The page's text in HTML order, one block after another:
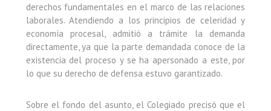
derechos fundamentales en el marco de las relaciones
laborales. Atendiendo a los principios de celeridad y
economía procesal, admitió a trámite la demanda
directamente, ya que la parte demandada conoce de la
existencia del proceso y se ha apersonado a este, por
lo que su derecho de defensa estuvo garantizado.
Sobre el fondo del asunto, el Colegiado precisó que el